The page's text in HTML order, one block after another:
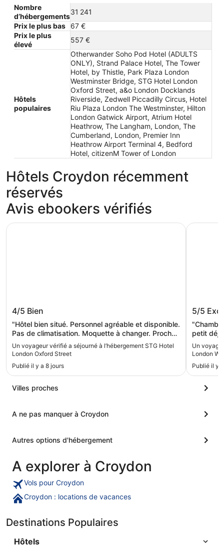
Nombre
d’hébergements
31 241
Prix le plus bas
67 €
Prix le plus
élevé
557 €
Hôtels
populaires
Otherwander Soho Pod Hotel (ADULTS
ONLY), Strand Palace Hotel, The Tower
Hotel, by Thistle, Park Plaza London
Westminster Bridge, STG Hotel London
Oxford Street, a&o London Docklands
Riverside, Zedwell Piccadilly Circus, Hotel
Riu Plaza London The Westminster, Hilton
London Gatwick Airport, Atrium Hotel
Heathrow, The Langham, London, The
Cumberland, London, Premier Inn
Heathrow Airport Terminal 4, Bedford
Hotel, citizenM Tower of London
Hôtels Croydon récemment
réservés
Avis ebookers vérifiés
STG Hotel London Oxford Street
4/5 Bien
"Hôtel bien situé. Personnel agréable et disponible.
Pas de climatisation. Moquette à changer. Proche
des commodités."
Un voyageur vérifié a séjourné à l’hébergement STG Hotel
London Oxford Street
Publié il y a 8 jours
STG Hotel London Oxford Street
Park
Bridge
5/5
petit
Un
London
Publié il y
Park
Villes proches
A ne pas manquer à Croydon
Autres options d'hébergement
A explorer à Croydon
Vols pour Croydon
Croydon : locations de vacances
Destinations Populaires
Hôtels